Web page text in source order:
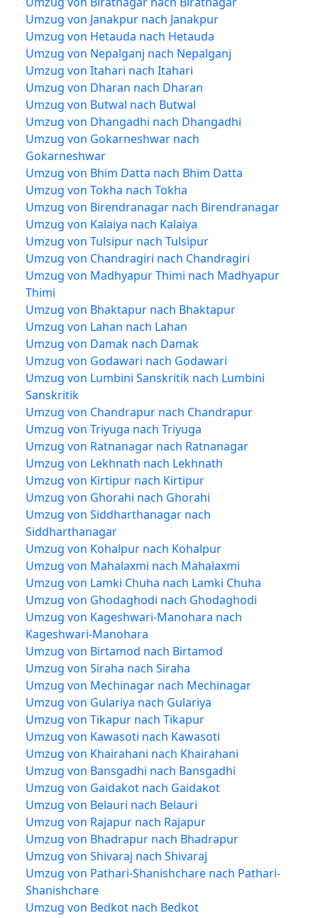
Umzug von Janakpur nach Janakpur
Umzug von Hetauda nach Hetauda
Umzug von Nepalganj nach Nepalganj
Umzug von Itahari nach Itahari
Umzug von Dharan nach Dharan
Umzug von Butwal nach Butwal
Umzug von Dhangadhi nach Dhangadhi
Umzug von Gokarneshwar nach
Gokarneshwar
Umzug von Bhim Datta nach Bhim Datta
Umzug von Tokha nach Tokha
Umzug von Birendranagar nach Birendranagar
Umzug von Kalaiya nach Kalaiya
Umzug von Tulsipur nach Tulsipur
Umzug von Chandragiri nach Chandragiri
Umzug von Madhyapur Thimi nach Madhyapur
Thimi
Umzug von Bhaktapur nach Bhaktapur
Umzug von Lahan nach Lahan
Umzug von Damak nach Damak
Umzug von Godawari nach Godawari
Umzug von Lumbini Sanskritik nach Lumbini
Sanskritik
Umzug von Chandrapur nach Chandrapur
Umzug von Triyuga nach Triyuga
Umzug von Ratnanagar nach Ratnanagar
Umzug von Lekhnath nach Lekhnath
Umzug von Kirtipur nach Kirtipur
Umzug von Ghorahi nach Ghorahi
Umzug von Siddharthanagar nach
Siddharthanagar
Umzug von Kohalpur nach Kohalpur
Umzug von Mahalaxmi nach Mahalaxmi
Umzug von Lamki Chuha nach Lamki Chuha
Umzug von Ghodaghodi nach Ghodaghodi
Umzug von Kageshwari-Manohara nach
Kageshwari-Manohara
Umzug von Birtamod nach Birtamod
Umzug von Siraha nach Siraha
Umzug von Mechinagar nach Mechinagar
Umzug von Gulariya nach Gulariya
Umzug von Tikapur nach Tikapur
Umzug von Kawasoti nach Kawasoti
Umzug von Khairahani nach Khairahani
Umzug von Bansgadhi nach Bansgadhi
Umzug von Gaidakot nach Gaidakot
Umzug von Belauri nach Belauri
Umzug von Rajapur nach Rajapur
Umzug von Bhadrapur nach Bhadrapur
Umzug von Shivaraj nach Shivaraj
Umzug von Pathari-Shanishchare nach Pathari-
Shanishchare
Umzug von Bedkot nach Bedkot